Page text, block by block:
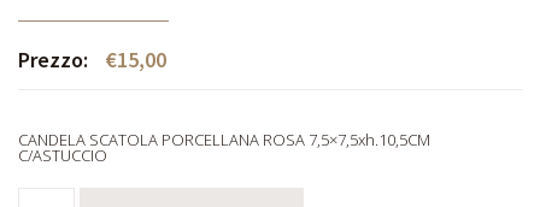
Prezzo: €15,00
CANDELA SCATOLA PORCELLANA ROSA 7,5×7,5xh.10,5CM
C/ASTUCCIO